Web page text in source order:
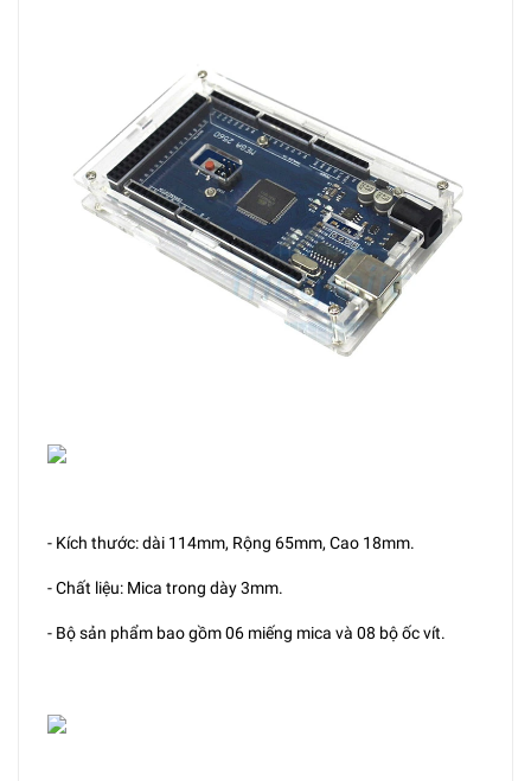
- Kích thước: dài 114mm, Rộng 65mm, Cao 18mm.
- Chất liệu: Mica trong dày 3mm.
- Bộ sản phẩm bao gồm 06 miếng mica và 08 bộ ốc vít.